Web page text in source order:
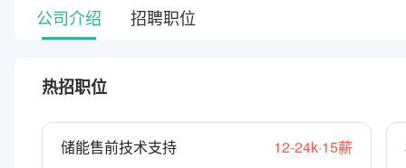
公司介绍 招聘职位
热招职位
储能售前技术支持 12-24k·15薪